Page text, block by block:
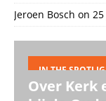
Jeroen Bosch on
IN THE
Over Kerk